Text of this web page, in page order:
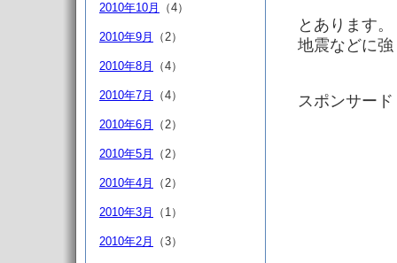
とあります。
地震などに
スポンサー
2010年10月 （4）
2010年9月 （2）
2010年8月 （4）
2010年7月 （4）
2010年6月 （2）
2010年5月 （2）
2010年4月 （2）
2010年3月 （1）
2010年2月 （3）